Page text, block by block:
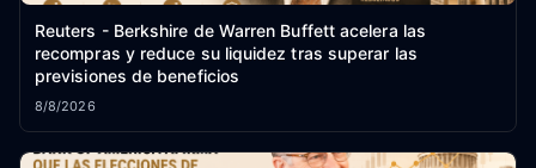
Reuters - Berkshire de Warren Buffett acelera las
recompras y reduce su liquidez tras superar las
previsiones de beneficios
8/8/2026